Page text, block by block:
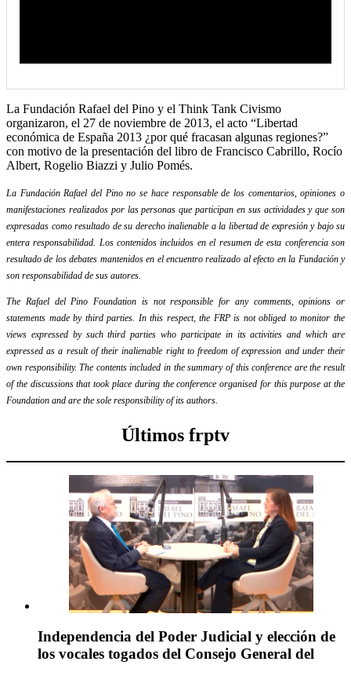
La Fundación Rafael del Pino y el Think Tank Civismo
organizaron, el 27 de noviembre de 2013, el acto “Libertad
económica de España 2013 ¿por qué fracasan algunas regiones?”
con motivo de la presentación del libro de Francisco Cabrillo, Rocío
Albert, Rogelio Biazzi y Julio Pomés.
La Fundación Rafael del Pino no se hace responsable de los comentarios, opiniones o
manifestaciones realizados por las personas que participan en sus actividades y que son
expresadas como resultado de su derecho inalienable a la libertad de expresión y bajo su
entera responsabilidad. Los contenidos incluidos en el resumen de esta conferencia son
resultado de los debates mantenidos en el encuentro realizado al efecto en la Fundación y
son responsabilidad de sus autores.
The Rafael del Pino Foundation is not responsible for any comments, opinions or
statements made by third parties. In this respect, the FRP is not obliged to monitor the
views expressed by such third parties who participate in its activities and which are
expressed as a result of their inalienable right to freedom of expression and under their
own responsibility. The contents included in the summary of this conference are the result
of the discussions that took place during the conference organised for this purpose at the
Foundation and are the sole responsibility of its authors.
Últimos frptv
Independencia del Poder Judicial y elección de
los vocales togados del Consejo General del